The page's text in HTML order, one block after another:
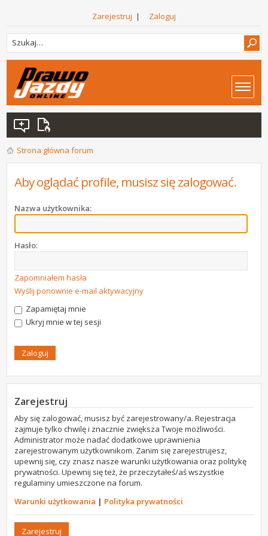
Zarejestruj | Zaloguj
Strona główna forum
Aby oglądać profile, musisz się zalogować.
Nazwa użytkownika:
Hasło:
Zapomniałem hasła
Wyślij ponownie e-mail aktywacyjny
Zapamiętaj mnie
Ukryj mnie w tej sesji
Zarejestruj
Aby się zalogować, musisz być zarejestrowany/a. Rejestracja
zajmuje tylko chwilę i znacznie zwiększa Twoje możliwości.
Administrator może nadać dodatkowe uprawnienia
zarejestrowanym użytkownikom. Zanim się zarejestrujesz,
upewnij się, czy znasz nasze warunki użytkowania oraz politykę
prywatności. Upewnij się też, że przeczytałeś/aś wszystkie
regulaminy umieszczone na forum.
Warunki użytkowania | Polityka prywatności
Zarejestruj